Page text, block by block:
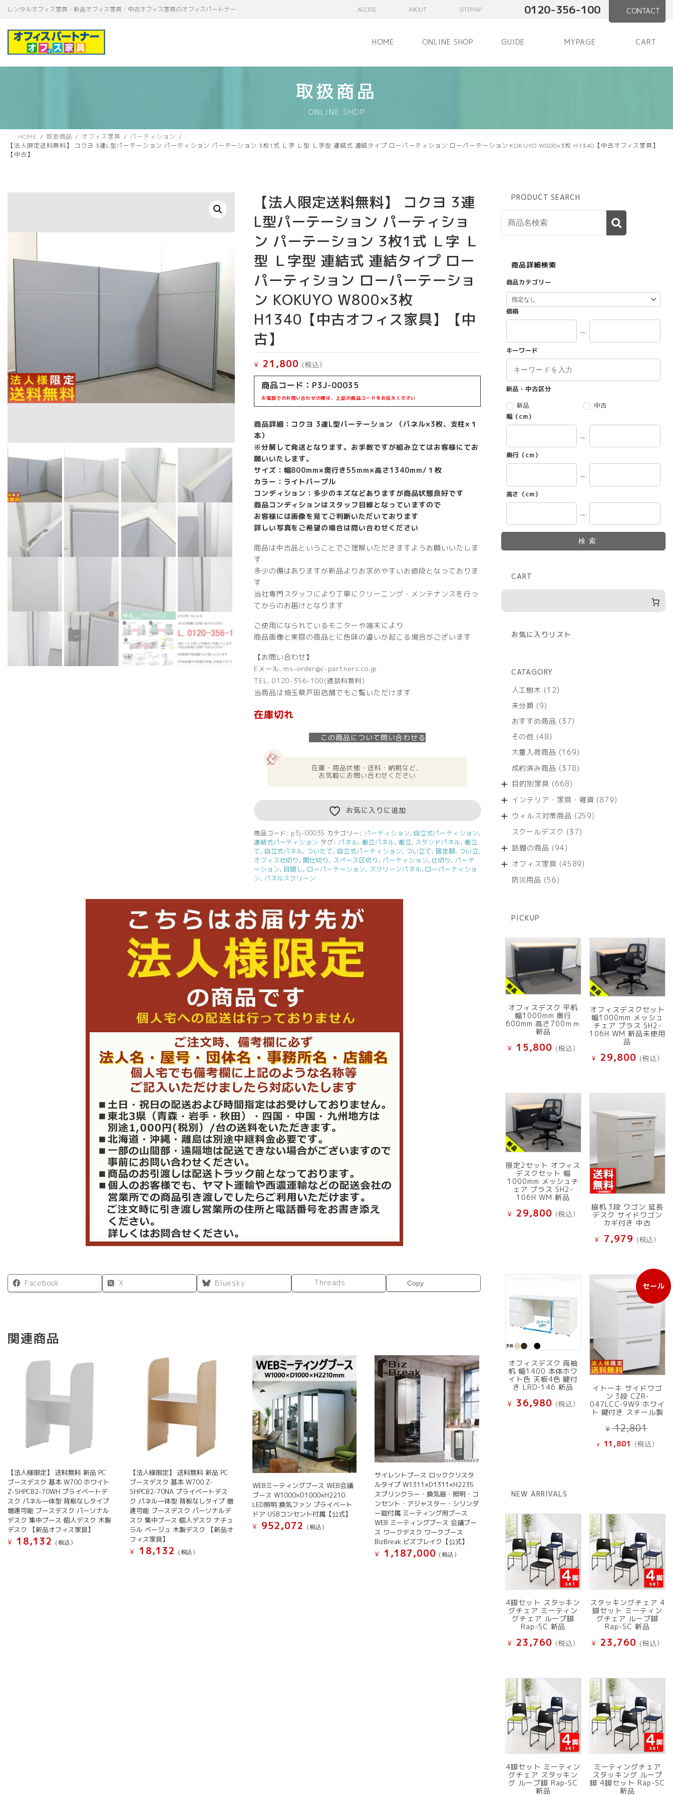
テ
ゲ
レンタルオフィス家具・新品オフィス家具・中古オフィス家具のオフィスパートナー ACCESS ABOUT SITEMAP 0120-356-100 CONTACT
HOME ONLINE SHOP GUIDE MYPAGE CART
取扱商品
ONLINE SHOP
HOME 取扱商品 オフィス家具
パーティション
【法人限定送料無料】 コクヨ 3連L型パーテーション パーティション パーテーション 3枚1式 Ｌ字 Ｌ型 Ｌ字型 連結式 連結タイプ ローパーティション ローパーテーション KOKUYO W800×3枚 H1340【中古オフィス家具】
【中古】
【法人限定送料無料】 コクヨ 3連
L型パーテーション パーティショ
ン パーテーション 3枚1式 Ｌ字 Ｌ
型 Ｌ字型 連結式 連結タイプ ロー
パーティション ローパーテーショ
ン KOKUYO W800×3枚
H1340【中古オフィス家具】【中
古】
¥ 21,800 (税込）
商品コード：P3J-00035
お電話でのお問い合わせの際は、上記の商品コードをお伝えください
商品詳細：コクヨ 3連L型パーテーション （パネル×3枚、支柱×１
本）
※分解して発送となります。お手数ですが組み立てはお客様にてお
願いいたします。
サイズ：幅800mm×奥行き55mm×高さ1340mm/１枚
カラー：ライトパープル
コンディション：多少のキズなどありますが商品状態良好です
商品コンディションはスタッフ目線となっていますので
お客様には画像を見てご判断いただいております
詳しい写真をご希望の場合は問い合わせください
商品は中古品ということでご理解いただきますようお願いいたしま
す
多少の傷はありますが新品よりお求めやすいお値段となっておりま
す
当社専門スタッフにより丁寧にクリーニング・メンテナンスを行っ
てからのお届けとなります
ご使用になられているモニターや端末により
商品画像と実際の商品とに色味の違いが起こる場合がございます
【お問い合わせ】
Eメール. ms-order@c-partners.co.jp
TEL. 0120-356-100(通話料無料)
当商品は埼玉県戸田店舗でもご覧いただけます
在庫切れ
この商品について問い合わせる
在庫・商品状態・送料・納期など、
お気軽にお問い合わせください
お気に入りに追加
商品コード: p3j-00035 カテゴリー: パーティション, 自立式パーティション,
連結式パーティション タグ:パネル, 衝立パネル, 衝立, スタンドパネル,衝立
て, 自立式パネル, ついたて, 自立式パーティション, つい立て, 固定脚, つい立,
オフィス仕切り , 間仕切り , スペース区切り , パーティション,仕切り ,パーテ
ーション, 目隠し, ローパーテーション, スクリーンパネル, ローパーティショ
ン, パネルスクリーン
Facebook X Bluesky Threads Copy
関連商品
【法人様限定】 送料無料 新品 PC
ブースデスク 基本 W700 ホワイト
Z-SHPCB2-70WH プライベートデ
スク パネル一体型 背板なしタイプ
増連可能 ブースデスク パーソナル
デスク 集中ブース 個人デスク 木製
デスク 【新品オフィス家具】
¥
18,132 (税込）
【法人様限定】 送料無料 新品 PC
ブースデスク 基本 W700 Z-
SHPCB2-70NA プライベートデス
ク パネル一体型 背板なしタイプ 増
連可能 ブースデスク パーソナルデ
スク 集中ブース 個人デスク ナチュ
ラル ベージュ 木製デスク 【新品オ
フィス家具】
¥
18,132 (税込）
WEBミーティングブース WEB会議
ブース W1000×D1000×H2210
LED照明 換気ファン プライベート
ドア USBコンセント付属【公式】
¥
952,072 (税込）
サイレントブース ロッククリスタ
ルタイプ W1311×D1311×H2235
スプリンクラー・換気扇・照明・コ
ンセント・アジャスター・シリンダ
ー錠付属 ミーティング用ブース
WEB ミーティングブース 会議ブー
ス ワークデスク ワークブース
BizBreak ビズブレイク【公式】
¥
1,187,000 (税込）
PRODUCT SEARCH
商品詳細検索
商品カテゴリー
価格
～
キーワード
新品・中古区分
新品
中古
幅（cm）
～
奥行（cm）
～
高さ（cm）
～
検索
CART
お気に入りリスト
CATAGORY
人工樹木
1212
商
未分類 99
の
商
おすすめ商品 3737
商
その他 4848
の
商
大量入荷商品 169169
の
成約済み商品 378378
商
目的別家具 668668
の
商
インテリア・家具・雑貨 879879
ウィルス対策商品 259259
スクールデスク 3737
商
話題の商品 9494
の
オフィス家具 45894589
防災用品 5656
PICKUP
オフィスデスク 平机
幅1000mm 奥行
600mm 高さ700ｍｍ
新品
¥ 15,800 (税込）
オフィスデスクセット
幅1000mm メッシュ
チェア プラス SH2-
106H WM 新品未使用
品
¥ 29,800 (税込）
限定2セット オフィス
デスクセット 幅
1000mm メッシュチ
ェア プラス SH2-
106H WM 新品
¥ 29,800 (税込）
脇机 3段 ワゴン 延長
デスク サイドワゴン
カギ付き 中古
¥ 7,979 (税込）
オフィスデスク 両袖
机 幅1400 本体ホワ
イト色 天板4色 鍵付
き LRD-146 新品
¥ 36,980 (税込）
セール
販
売
中
品
イトーキ サイドワゴ
ン 3段 CZR-
047LCC-9W9 ホワイ
ト 鍵付き スチール製
¥12,801
の
価
¥ 11,801 現
で
す。
(税込）
NEW ARRIVALS
4脚セット スタッキン
グチェア ミーティン
グチェア ループ脚
Rap-SC 新品
¥ 23,760 (税込）
スタッキングチェア 4
脚セット ミーティン
グチェア ループ脚
Rap-SC 新品
¥ 23,760 (税込）
4脚セット ミーティン
グチェア スタッキン
グ ループ脚 Rap-SC
新品
ミーティングチェア
スタッキング ループ
脚 4脚セット Rap-SC
新品